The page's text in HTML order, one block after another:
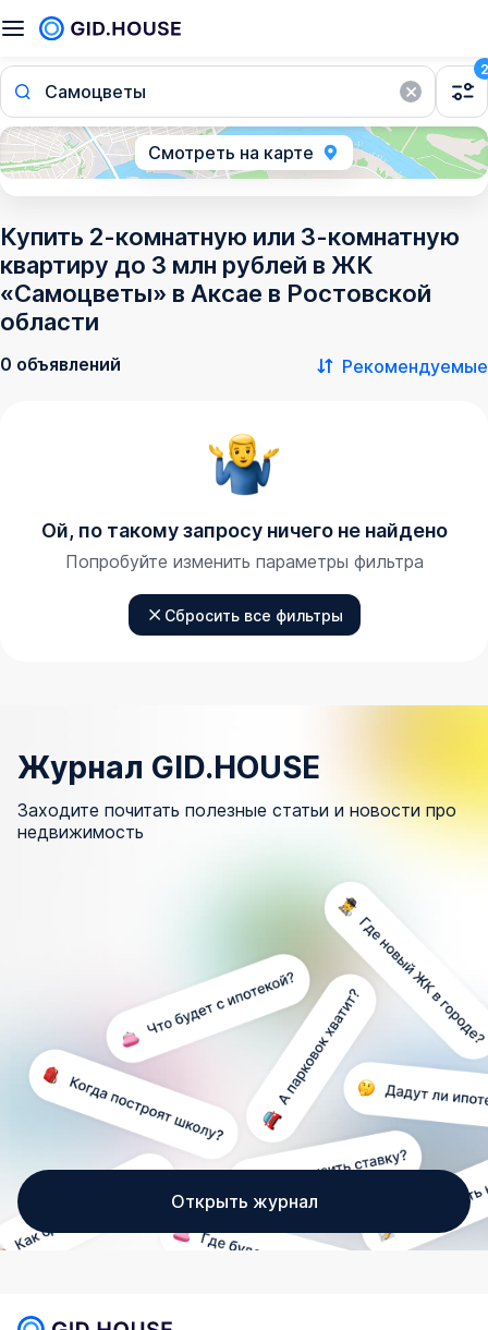
Самоцветы
2
Смотреть на карте
Купить 2-комнатную или 3-комнатную
квартиру до 3 млн рублей в ЖК
«Самоцветы» в Аксае в Ростовской
области
0 объявлений Рекомендуемые
Ой, по такому запросу ничего не найдено
Попробуйте изменить параметры фильтра
Сбросить все фильтры
Журнал GID.HOUSE
Заходите почитать полезные статьи и новости про
недвижимость
Открыть журнал